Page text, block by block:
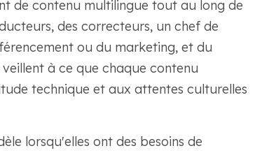
de contenu multilingue tout au long de
des correcteurs, un chef de
ou du marketing, et du
à ce que chaque contenu
technique et aux attentes culturelles
lorsqu'elles ont des besoins de